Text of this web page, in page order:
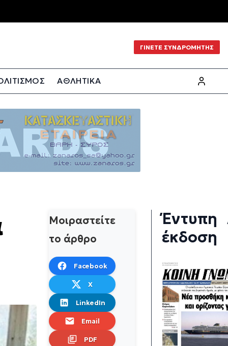
ΓΙΝΕΤΕ ΣΥΝΔΡΟΜΗΤΗΣ
ΑΘΛΗΤΙΚΑ
Μοιραστείτε
το άρθρο
Facebook
X
LinkedIn
Email
PDF
Έντυπη
έκδοση